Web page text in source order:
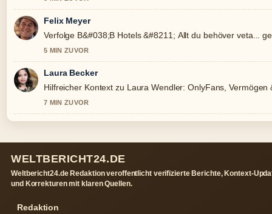
Felix Meyer
Verfolge B&#038;B Hotels &#8211; Allt du behöver veta...
5 MIN ZUVOR
Laura Becker
Hilfreicher Kontext zu Laura Wendler: OnlyFans,
7 MIN ZUVOR
WELTBERICHT24.DE
Weltbericht24.de Redaktion veroffentlicht verifizierte Berichte, Kontext-
und Korrekturen mit klaren Quellen.
Redaktion